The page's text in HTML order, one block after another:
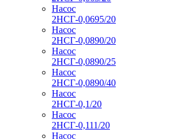
Насос
2НСГ-0,0695/20
Насос
2НСГ-0,0890/20
Насос
2НСГ-0,0890/25
Насос
2НСГ-0,0890/40
Насос
2НСГ-0,1/20
Насос
2НСГ-0,111/20
Насос